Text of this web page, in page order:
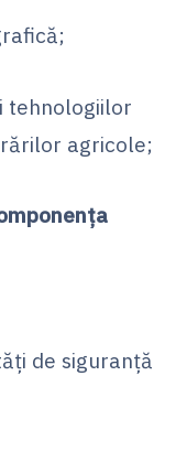
tehnologiilor
agricole;
de siguranţă